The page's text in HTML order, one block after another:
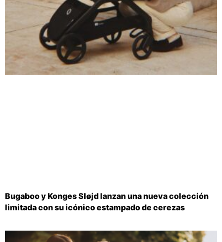
Bugaboo y Konges Sløjd lanzan una nueva colección
limitada con su icónico estampado de cerezas